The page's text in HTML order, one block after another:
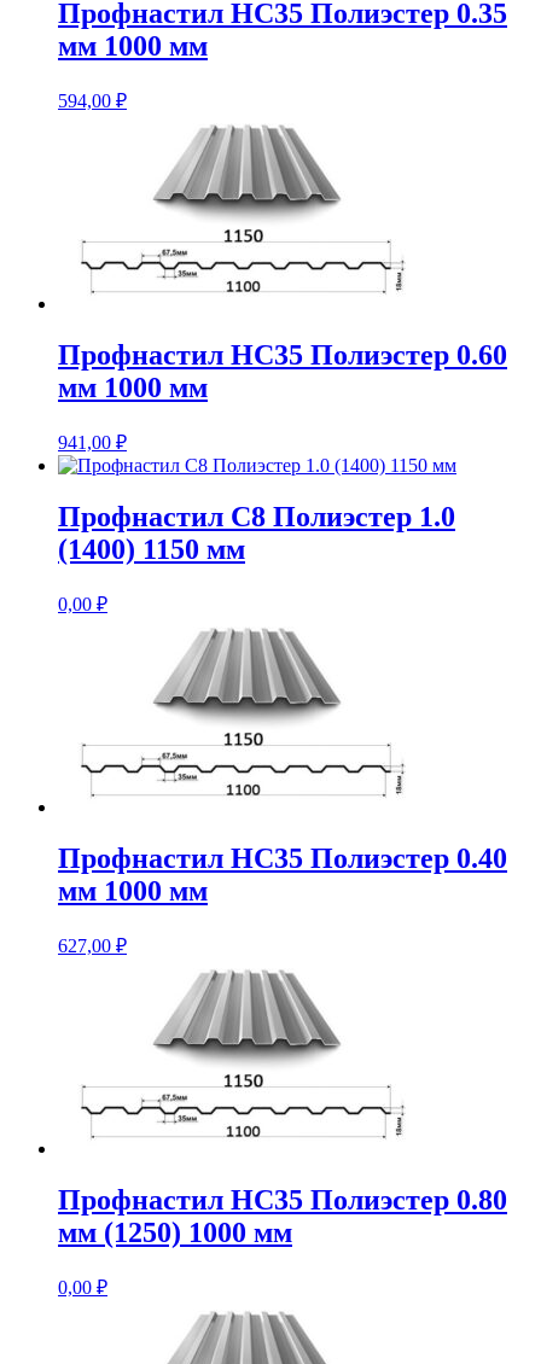
Профнастил НС35 Полиэстер 0.35
мм 1000 мм
594,00 ₽
Профнастил НС35 Полиэстер 0.60
мм 1000 мм
941,00 ₽
Профнастил С8 Полиэстер 1.0
(1400) 1150 мм
0,00 ₽
Профнастил НС35 Полиэстер 0.40
мм 1000 мм
627,00 ₽
Профнастил НС35 Полиэстер 0.80
мм (1250) 1000 мм
0,00 ₽